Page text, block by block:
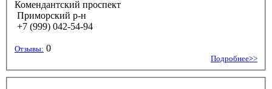
Комендантский проспект
Приморский р-н
+7 (999) 042-54-94
Отзывы: 0
Подробнее>>